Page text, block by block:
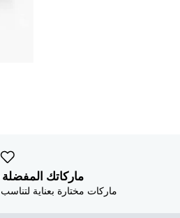
ماركاتك
ماركات مختارة بعناية